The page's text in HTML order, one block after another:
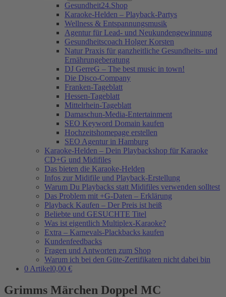
Gesundheit24.Shop
Karaoke-Helden – Playback-Partys
Wellness & Entspannungsmusik
Agentur für Lead- und Neukundengewinnung
Gesundheitscoach Holger Korsten
Natur Praxis für ganzheitliche Gesundheits- und
Ernährungeberatung
DJ GerreG – The best music in town!
Die Disco-Company
Franken-Tageblatt
Hessen-Tageblatt
Mittelrhein-Tageblatt
Damaschun-Media-Entertainment
SEO Keyword Domain kaufen
Hochzeitshomepage erstellen
SEO Agentur in Hamburg
Karaoke-Helden – Dein Playbackshop für Karaoke
CD+G und Midifiles
Das bieten die Karaoke-Helden
Infos zur Midifile und Playback-Erstellung
Warum Du Playbacks statt Midifiles verwenden solltest
Das Problem mit +G-Daten – Erklärung
Playback Kaufen – Der Preis ist heiß
Beliebte und GESUCHTE Titel
Was ist eigentlich Multiplex-Karaoke?
Extra – Karnevals-Plackbacks kaufen
Kundenfeedbacks
Fragen und Antworten zum Shop
Warum ich bei den Güte-Zertifikaten nicht dabei bin
0 Artikel0,00 €
Grimms Märchen Doppel MC